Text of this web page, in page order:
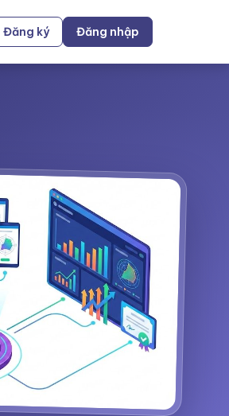
Đăng ký Đăng nhập